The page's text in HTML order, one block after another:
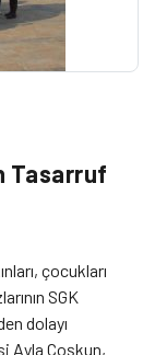
Tasarruf
çocukları
SGK
dolayı
Ayla Çoşkun,